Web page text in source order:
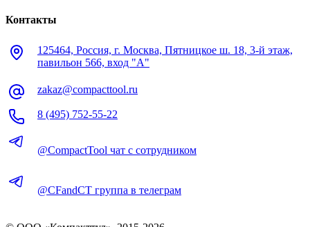
Контакты
125464, Россия, г. Москва, Пятницкое ш. 18, 3-й этаж,
павильон 566, вход "А"
zakaz@compacttool.ru
8 (495) 752-55-22
@CompactTool чат с сотрудником
@CFandCT группа в телеграм